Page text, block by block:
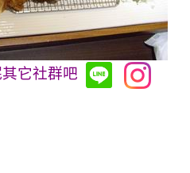
它社群吧